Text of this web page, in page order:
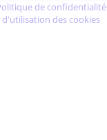
de confidentialité
d'utilisation des cookies